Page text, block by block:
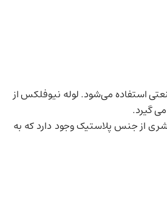
استفاده می‌شود. لوله نیوفلکس از
گیرد.
از جنس پلاستیک وجود دارد که به